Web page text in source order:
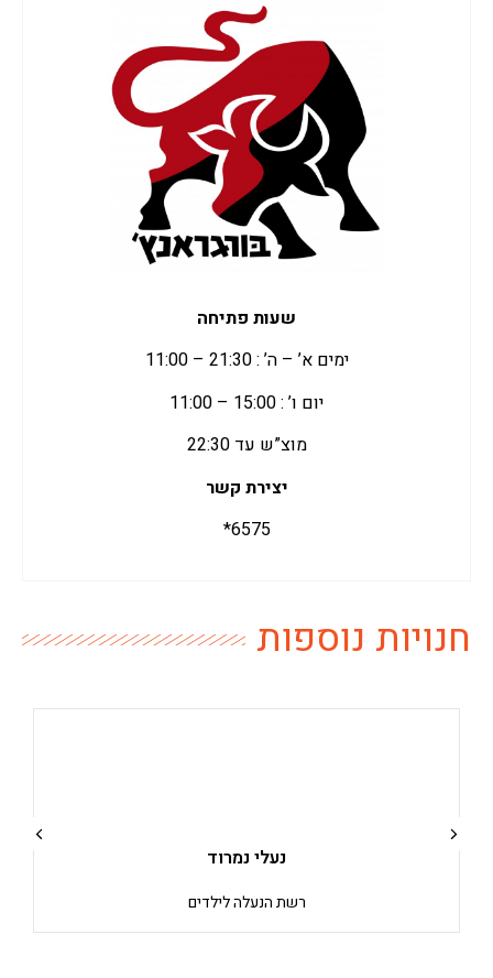
שעות פתיחה
ימים א’ – ה’ : 21:30 – 11:00
יום ו’ : 15:00 – 11:00
מוצ”ש עד 22:30
יצירת קשר
6575*
חנויות נוספות
נעלי נמרוד